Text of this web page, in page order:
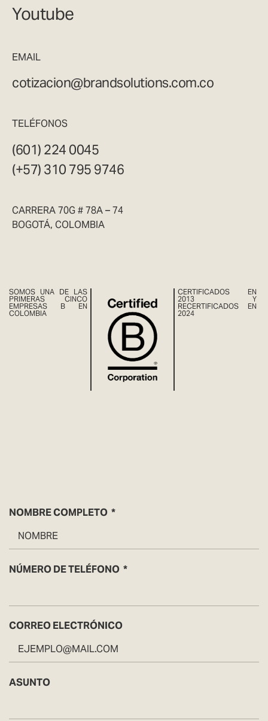
Youtube
EMAIL
cotizacion@brandsolutions.com.co
TELÉFONOS
(601) 224 0045
(+57) 310 795 9746
CARRERA 70G # 78A – 74
BOGOTÁ, COLOMBIA
SOMOS UNA DE LAS
PRIMERAS CINCO
EMPRESAS B EN
COLOMBIA
CERTIFICADOS EN
2013 Y
RECERTIFICADOS EN
2024
NOMBRE COMPLETO
NÚMERO DE TELÉFONO
CORREO ELECTRÓNICO
ASUNTO